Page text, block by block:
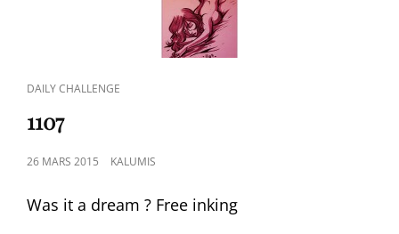
CAT
DAILY CHALLENGE
1107
POSTED
26 MARS 2015 KALUMIS
Was it a dream ? Free inking